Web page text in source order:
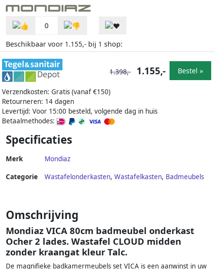
0
Beschikbaar voor 1.155,- bij 1 shop:
Verzendkosten: Gratis (vanaf €150)
Retourneren: 14 dagen
Levertijd: Voor 15:00 besteld, volgende dag in huis
Betaalmethodes:
1.398,- 1.155,- Bestel »
Specificaties
Merk Mondiaz
Categorie Wastafelonderkasten, Wastafelkasten, Badmeubels
Omschrijving
Mondiaz VICA 80cm badmeubel onderkast
Ocher 2 lades. Wastafel CLOUD midden
zonder kraangat kleur Talc.
De magnifieke badkamermeubels set VICA is een aanwinst in uw